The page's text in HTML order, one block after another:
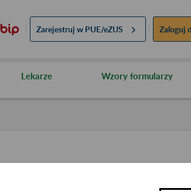
Zarejestruj w PUE/eZUS Zaloguj
Lekarze Wzory formularzy